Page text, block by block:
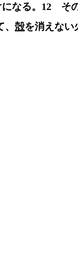
なる。12　そ
殻を消えない